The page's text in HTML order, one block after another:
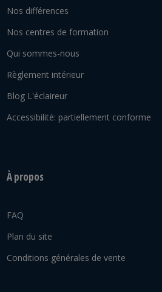
Nos différences
Nos centres de formation
Qui sommes-nous
Règlement intérieur
Blog L'éclaireur
Accessibilité: partiellement conforme
À propos
FAQ
Plan du site
Conditions générales de vente